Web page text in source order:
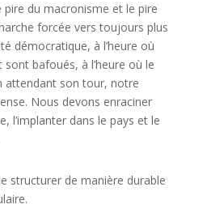
du macronisme et le pire
forcée vers toujours plus
démocratique, à l’heure où
bafoués, à l’heure où le
attendant son tour, notre
Nous devons enraciner
l’implanter dans le pays et le
structurer de manière durable